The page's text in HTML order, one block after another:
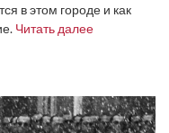
в этом городе и как
Читать далее